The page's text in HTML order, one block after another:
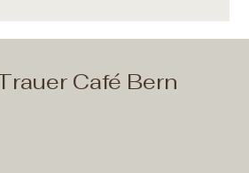
Café Bern